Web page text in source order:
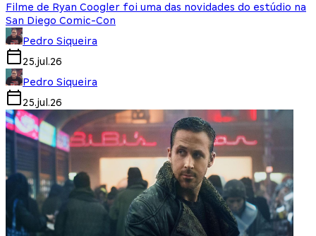
Filme de Ryan Coogler foi uma das novidades do estúdio na
San Diego Comic-Con
Pedro Siqueira
25.jul.26
Pedro Siqueira
25.jul.26